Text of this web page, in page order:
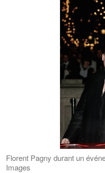
Florent Pagny durant un
Images